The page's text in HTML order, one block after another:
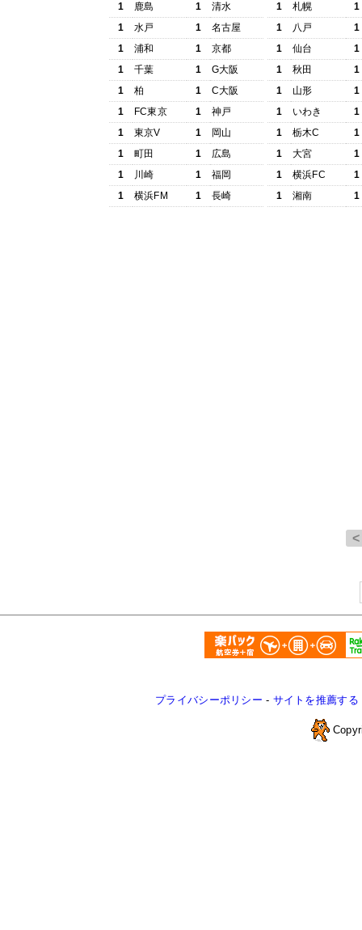
1 鹿島 1
清水
1
水戸 1
名古屋
1
浦和 1
京都
1
千葉 1
G大阪
1
柏 1
C大阪
1
FC東京 1
神戸
1
東京V 1
岡山
1
町田 1
広島
1
川崎 1
福岡
1
横浜FM 1 長崎
1 札幌
1
1
八戸
1
1
仙台
1
1
秋田
1
1
山形
1
1
いわき
1
1
栃木C
1
1
大宮
1
1
横浜FC
1
1
湘南 1
プライバシーポリシー - サイトを推薦する